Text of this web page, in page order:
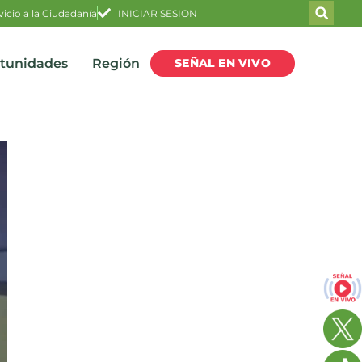
a la Ciudadanía INICIAR SESION
Región SEÑAL EN VIVO